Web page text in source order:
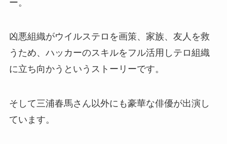
ー。
凶悪組織がウイルステロを画策、家族、友人を救
うため、ハッカーのスキルをフル活用しテロ組織
に立ち向かうというストーリーです。
そして三浦春馬さん以外にも豪華な俳優が出演し
ています。